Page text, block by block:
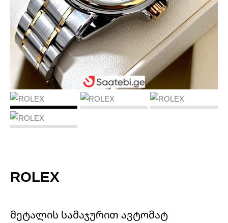
ROLEX
მეტალის სამაჯურით ავტომატ